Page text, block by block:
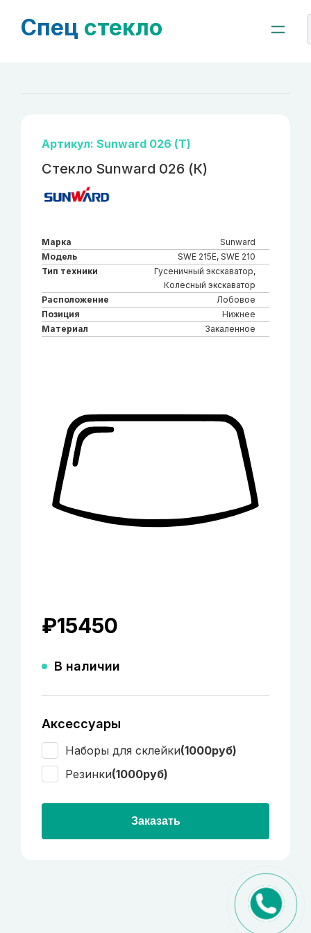
Спец стекло
Артикул: Sunward 026 (Т)
Стекло Sunward 026 (К)
Марка
Sunward
Модель
SWE 215E, SWE 210
Тип техники
Гусеничный экскаватор,
Колесный экскаватор
Расположение
Лобовое
Позиция
Нижнее
Материал
Закаленное
₽15450
В наличии
Аксессуары
Наборы для склейки(1000руб)
Резинки(1000руб)
Заказать